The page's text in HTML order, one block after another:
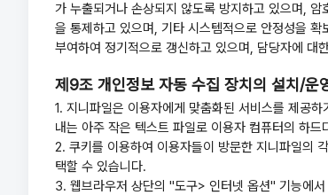
가 누출되거나 손상되지 않도록 방지하고 있으며,
을 통제하고 있으며, 기타 시스템적으로 안정성을
부여하여 정기적으로 갱신하고 있으며, 담당자에 대
제9조 개인정보 자동 수집 장치의 설치/운
1. 지니파일은 이용자에게 맞춤화된 서비스를 제공
내는 아주 작은 텍스트 파일로 이용자 컴퓨터의 하드
2. 쿠키를 이용하여 이용자들이 방문한 지니파일의
택할 수 있습니다.
3. 웹브라우저 상단의 "도구> 인터넷 옵션" 기능에